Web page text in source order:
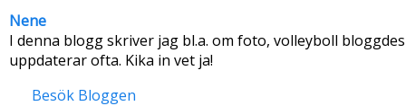
Nene
I denna blogg skriver jag bl.a. om foto, volleyboll
uppdaterar ofta. Kika in vet ja!
Besök Bloggen